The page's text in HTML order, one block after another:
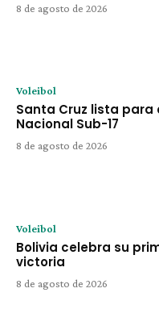
8 de agosto de 2026
Voleibol
Santa Cruz lista para
Nacional Sub-17
8 de agosto de 2026
Voleibol
Bolivia celebra su
victoria
8 de agosto de 2026